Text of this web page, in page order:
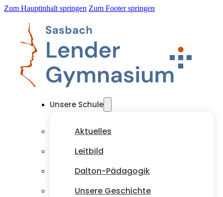
Zum Hauptinhalt springen Zum Footer springen
Unsere Schule
Aktuelles
Leitbild
Dalton-Pädagogik
Unsere Geschichte